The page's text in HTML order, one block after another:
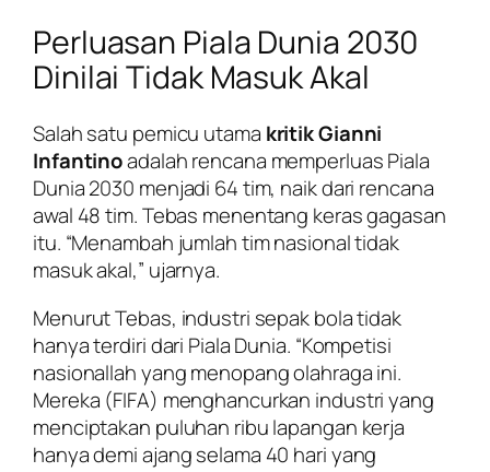
Perluasan Piala Dunia 2030
Dinilai Tidak Masuk Akal
Salah satu pemicu utama kritik Gianni
Infantinoadalah rencana memperluas Piala
Dunia 2030 menjadi 64 tim, naik dari rencana
awal 48 tim. Tebas menentang keras gagasan
itu. “Menambah jumlah tim nasional tidak
masuk akal,” ujarnya.
Menurut Tebas, industri sepak bola tidak
hanya terdiri dari Piala Dunia. “Kompetisi
nasionallah yang menopang olahraga ini.
Mereka (FIFA) menghancurkan industri yang
menciptakan puluhan ribu lapangan kerja
hanya demi ajang selama 40 hari yang